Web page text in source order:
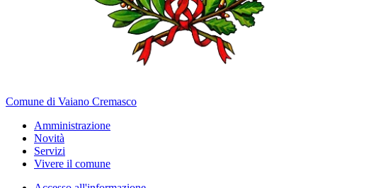
Comune di Vaiano Cremasco
Amministrazione
Novità
Servizi
Vivere il comune